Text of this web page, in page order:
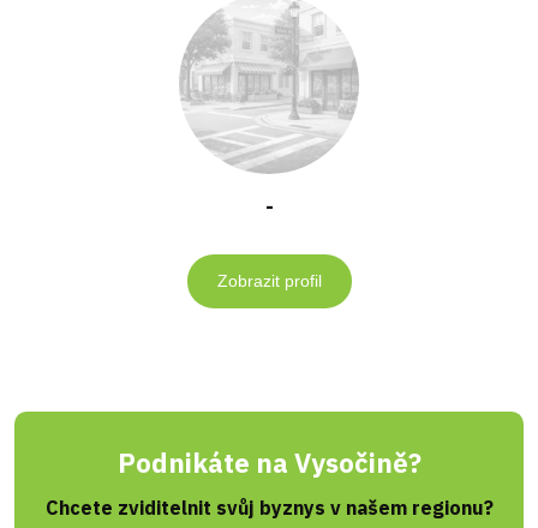
-
Zobrazit profil
Podnikáte na Vysočině?
Chcete zviditelnit svůj byznys v našem regionu?